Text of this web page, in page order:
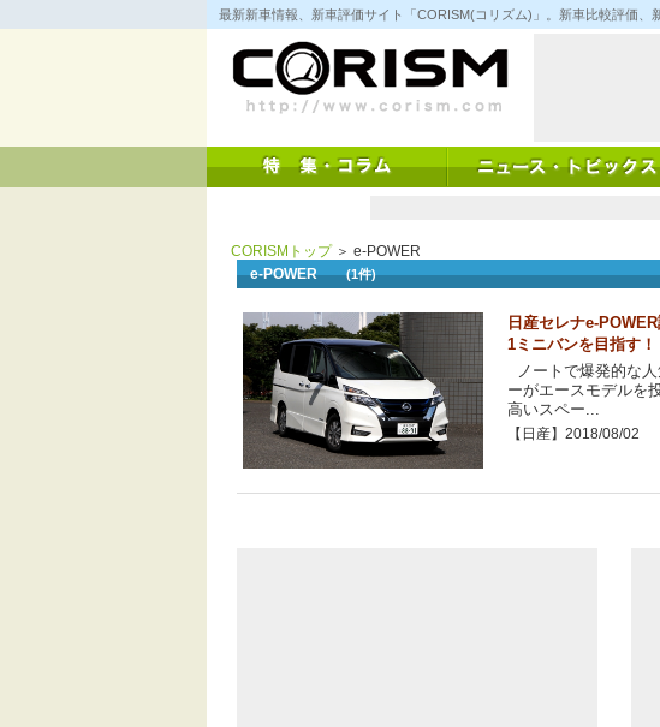
コ
ン
キ
ッ
最新新車情報、新車評価サイト「CORISM(コリズム)」。新車比較評価
CORISMトップ＞ e-POWER
e-POWER(1件)
日産セレナe-
1ミニバンを目指す！
ノートで爆発的な
ーがエースモデルを
高いスペー...
【日産】2018/08/02